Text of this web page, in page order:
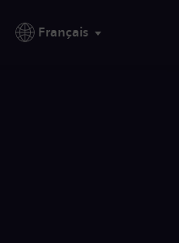
Français